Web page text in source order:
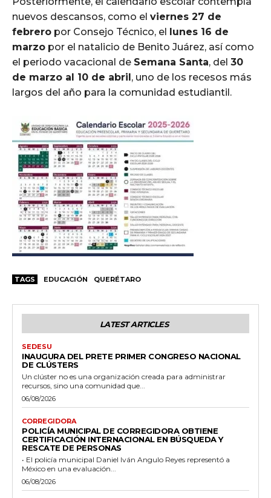
nuevos descansos, como el viernes 27 de
febrero por Consejo Técnico, el lunes 16 de
marzo por el natalicio de Benito Juárez, así como
el periodo vacacional de Semana Santa, del 30
de marzo al 10 de abril, uno de los recesos más
largos del año para la comunidad estudiantil.
TAGS EDUCACIÓN QUERÉTARO
LATEST ARTICLES
SEDESU
INAUGURA DEL PRETE PRIMER CONGRESO NACIONAL
DE CLÚSTERS
Un clúster no es una organización creada para administrar
recursos, sino una comunidad que...
06/08/2026
CORREGIDORA
POLICÍA MUNICIPAL DE CORREGIDORA OBTIENE
CERTIFICACIÓN INTERNACIONAL EN BÚSQUEDA Y
RESCATE DE PERSONAS
• El policía municipal Daniel Iván Angulo Reyes representó a
México en una evaluación...
06/08/2026